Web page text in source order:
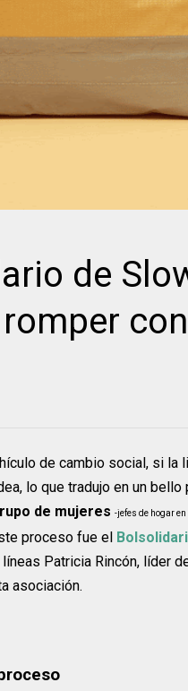
de
de cambio social, si
lo que tradujo en un
de mujeres -jefes de hogar
proceso fue el
Patricia Rincón, líder
asociación.